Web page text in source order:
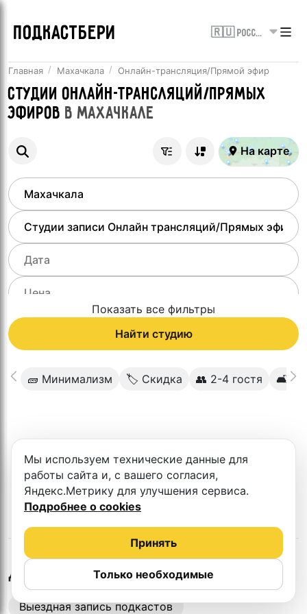
ПОДКАСТБЕРИ 🇷🇺 Россия
Главная Махачкала Онлайн-трансляция/Прямой эфир
Студии онлайн-трансляций/Прямых
эфиров вМахачкале
На карте
Показать все фильтры
Найти студию
🧱 Минимализм 🏷 Скидка 👥 2-4 гостя 🛋
студии
Другие студии в Махачкале
Выездная запись подкастов
Мы используем технические данные для
работы сайта и, с вашего согласия,
Яндекс.Метрику для улучшения сервиса.
Подробнее о cookies
Только необходимые
Принять